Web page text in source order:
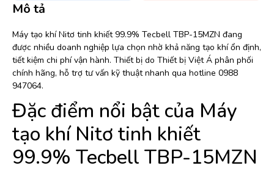
Mô tả
Máy tạo khí Nitơ tinh khiết 99.9% Tecbell TBP-15MZN đang
được nhiều doanh nghiệp lựa chọn nhờ khả năng tạo khí ổn định,
tiết kiệm chi phí vận hành. Thiết bị do Thiết bị Việt Á phân phối
chính hãng, hỗ trợ tư vấn kỹ thuật nhanh qua hotline 0988
947064.
Đặc điểm nổi bật của Máy
tạo khí Nitơ tinh khiết
99.9% Tecbell TBP-15MZN